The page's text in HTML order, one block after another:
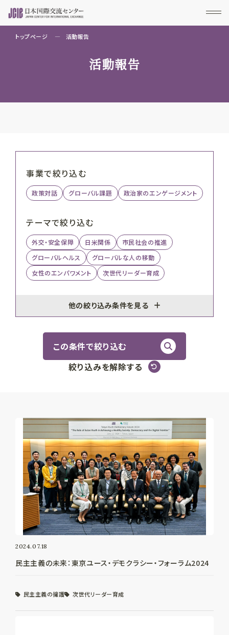
トップページ 活動報告
活動報告
事業で絞り込む
政策対話 グローバル課題 政治家のエンゲージメント
テーマで絞り込む
外交・安全保障 日米関係
市民社会の推進
グローバルヘルス
グローバルな人の移動
女性のエンパワメント
次世代リーダー育成
他の絞り込み条件を見る
この条件で絞り込む
絞り込みを解除する
2024.07.18
民主主義の未来：東京ユース・デモクラシー・フォーラム2024
民主主義の擁護 次世代リーダー育成